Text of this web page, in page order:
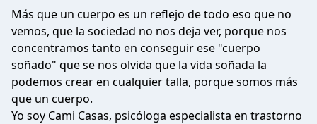
Más que un cuerpo es un reflejo de todo eso que no
vemos, que la sociedad no nos deja ver, porque nos
concentramos tanto en conseguir ese "cuerpo
soñado" que se nos olvida que la vida soñada la
podemos crear en cualquier talla, porque somos más
que un cuerpo.
Yo soy Cami Casas, psicóloga especialista en trastorno